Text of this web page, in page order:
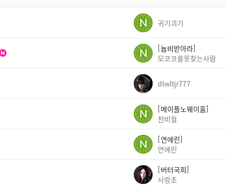
귀기괴기
늅비받아라
모코코를못찾는사람
dlwltjr777
메이플노웨이홈
천비월
연에린
연에린
버터국희
사랑초